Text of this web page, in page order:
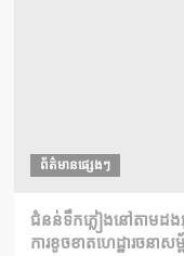
ព័ត៌មានផ្សេងៗ
ជំនន់​ទឹកភ្លៀង​នៅ​តាម​
ការ​ខូចខាត​ហេដ្ឋារចនាស